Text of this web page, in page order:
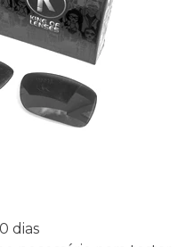
dias